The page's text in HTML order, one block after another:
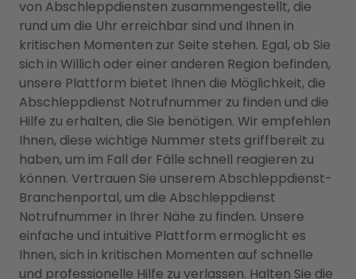
von Abschleppdiensten zusammengestellt, die
rund um die Uhr erreichbar sind und Ihnen in
kritischen Momenten zur Seite stehen. Egal, ob Sie
sich in Willich oder einer anderen Region befinden,
unsere Plattform bietet Ihnen die Möglichkeit, die
Abschleppdienst Notrufnummer zu finden und die
Hilfe zu erhalten, die Sie benötigen. Wir empfehlen
Ihnen, diese wichtige Nummer stets griffbereit zu
haben, um im Fall der Fälle schnell reagieren zu
können. Vertrauen Sie unserem Abschleppdienst-
Branchenportal, um die Abschleppdienst
Notrufnummer in Ihrer Nähe zu finden. Unsere
einfache und intuitive Plattform ermöglicht es
Ihnen, sich in kritischen Momenten auf schnelle
und professionelle Hilfe zu verlassen. Halten Sie die